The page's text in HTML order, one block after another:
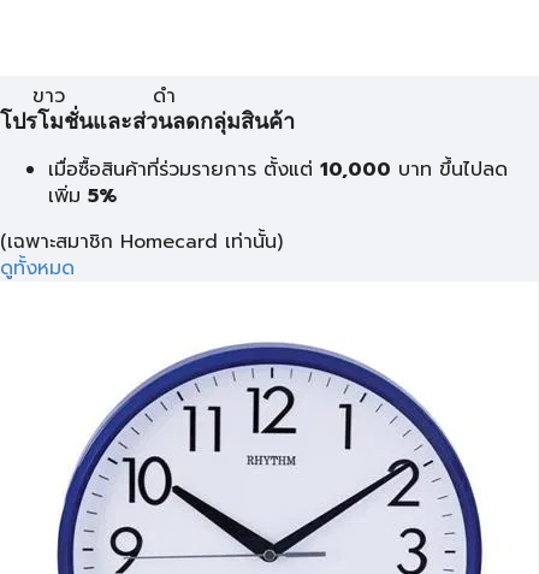
ขาว ดำ
โปรโมชั่นและส่วนลดกลุ่มสินค้า
เมื่อซื้อสินค้าที่ร่วมรายการ ตั้งแต่ 10,000 บาท ขึ้นไปลด
เพิ่ม 5%
(เฉพาะสมาชิก Homecard เท่านั้น)
ดูทั้งหมด